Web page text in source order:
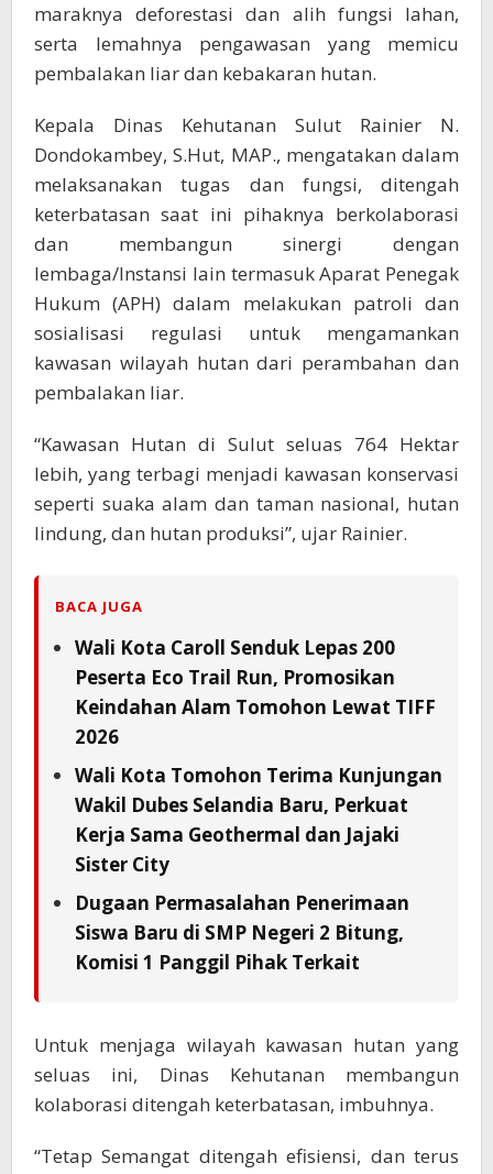
maraknya deforestasi dan alih fungsi lahan,
serta lemahnya pengawasan yang memicu
pembalakan liar dan kebakaran hutan.
Kepala Dinas Kehutanan Sulut Rainier N.
Dondokambey, S.Hut, MAP., mengatakan dalam
melaksanakan tugas dan fungsi, ditengah
keterbatasan saat ini pihaknya berkolaborasi
dan membangun sinergi dengan
lembaga/Instansi lain termasuk Aparat Penegak
Hukum (APH) dalam melakukan patroli dan
sosialisasi regulasi untuk mengamankan
kawasan wilayah hutan dari perambahan dan
pembalakan liar.
“Kawasan Hutan di Sulut seluas 764 Hektar
lebih, yang terbagi menjadi kawasan konservasi
seperti suaka alam dan taman nasional, hutan
lindung, dan hutan produksi”, ujar Rainier.
BACA JUGA
Wali Kota Caroll Senduk Lepas 200
Peserta Eco Trail Run, Promosikan
Keindahan Alam Tomohon Lewat TIFF
2026
Wali Kota Tomohon Terima Kunjungan
Wakil Dubes Selandia Baru, Perkuat
Kerja Sama Geothermal dan Jajaki
Sister City
Dugaan Permasalahan Penerimaan
Siswa Baru di SMP Negeri 2 Bitung,
Komisi 1 Panggil Pihak Terkait
Untuk menjaga wilayah kawasan hutan yang
seluas ini, Dinas Kehutanan membangun
kolaborasi ditengah keterbatasan, imbuhnya.
“Tetap Semangat ditengah efisiensi, dan terus